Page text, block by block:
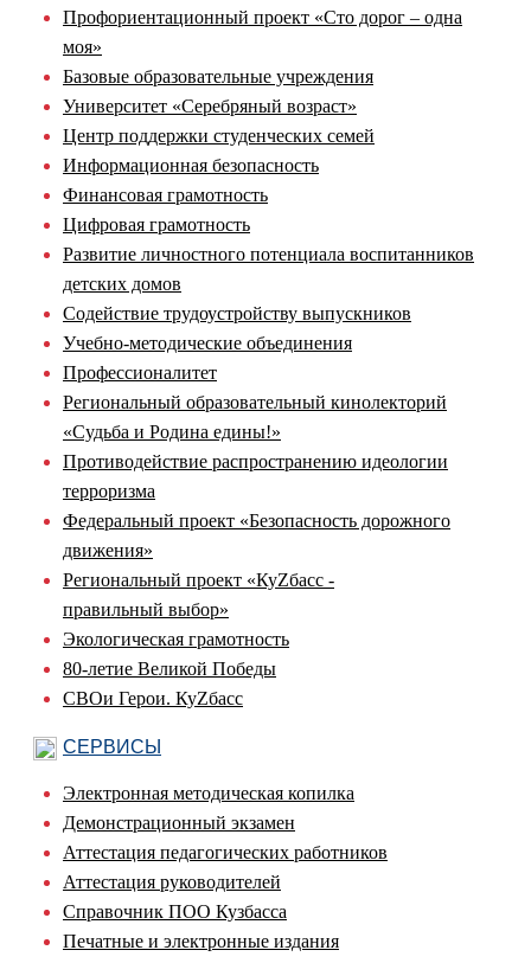
Профориентационный проект «Сто дорог – одна
моя»
Базовые образовательные учреждения
Университет «Серебряный возраст»
Центр поддержки студенческих семей
Информационная безопасность
Финансовая грамотность
Цифровая грамотность
Развитие личностного потенциала воспитанников
детских домов
Содействие трудоустройству выпускников
Учебно-методические объединения
Профессионалитет
Региональный образовательный кинолекторий
«Судьба и Родина едины!»
Противодействие распространению идеологии
терроризма
Федеральный проект «Безопасность дорожного
движения»
Региональный проект «КуZбасс -
правильный выбор»
Экологическая грамотность
80-летие Великой Победы
СВОи Герои. КуZбасс
СЕРВИСЫ
Электронная методическая копилка
Демонстрационный экзамен
Аттестация педагогических работников
Аттестация руководителей
Справочник ПОО Кузбасса
Печатные и электронные издания